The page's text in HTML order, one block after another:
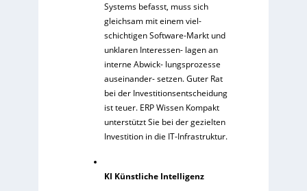
Systems befasst, muss sich
gleichsam mit einem viel-
schichtigen Software-Markt und
unklaren Interessen- lagen an
interne Abwick- lungsprozesse
auseinander- setzen. Guter Rat
bei der Investitionsentscheidung
ist teuer. ERP Wissen Kompakt
unterstützt Sie bei der gezielten
Investition in die IT-Infrastruktur.
KI Künstliche Intelligenz